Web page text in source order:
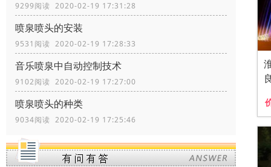
9299阅读 2020-02-19 17:31:28
喷泉喷头的安装
9531阅读 2020-02-19 17:28:33
音乐喷泉中自动控制技术
9102阅读 2020-02-19 17:27:00
喷泉喷头的种类
9034阅读 2020-02-19 17:25:46